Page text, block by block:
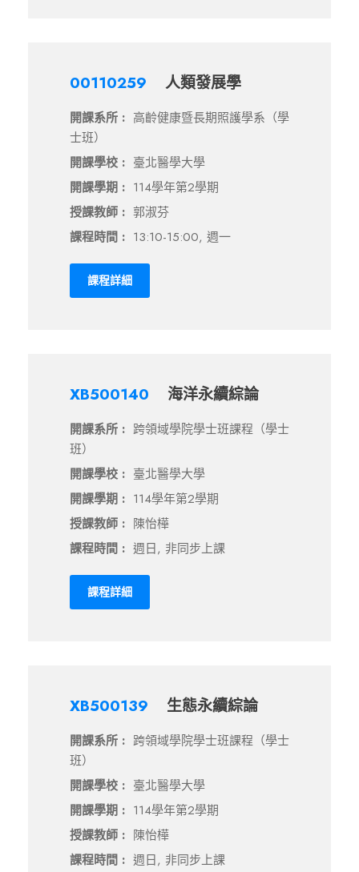
00110259 人類發展學
開課系所 : 高齡健康暨長期照護學系（學
士班）
開課學校 : 臺北醫學大學
開課學期 : 114學年第2學期
授課教師 : 郭淑芬
課程時間 : 13:10-15:00, 週一
課程詳細
XB500140 海洋永續綜論
開課系所 : 跨領域學院學士班課程（學士
班）
開課學校 : 臺北醫學大學
開課學期 : 114學年第2學期
授課教師 : 陳怡樺
課程時間 : 週日, 非同步上課
課程詳細
XB500139 生態永續綜論
開課系所 : 跨領域學院學士班課程（學士
班）
開課學校 : 臺北醫學大學
開課學期 : 114學年第2學期
授課教師 : 陳怡樺
課程時間 : 週日, 非同步上課